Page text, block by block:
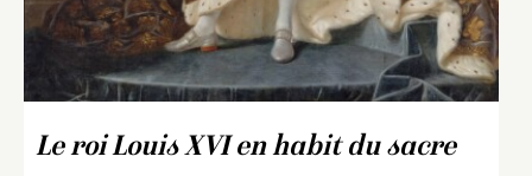
Le roi Louis XVI en habit du sacre